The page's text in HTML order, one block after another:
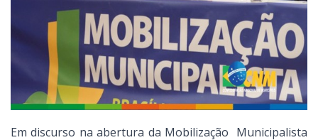
Em discurso na abertura da Mobilização Municipalista